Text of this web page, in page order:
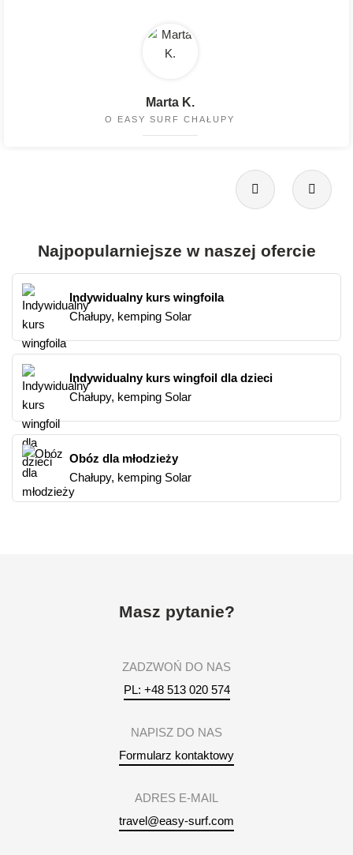
Marta K.
O EASY SURF CHAŁUPY
Najpopularniejsze w naszej ofercie
Indywidualny kurs wingfoila
Chałupy, kemping Solar
Indywidualny kurs wingfoil dla dzieci
Chałupy, kemping Solar
Obóz dla młodzieży
Chałupy, kemping Solar
Masz pytanie?
ZADZWOŃ DO NAS
PL: +48 513 020 574
NAPISZ DO NAS
Formularz kontaktowy
ADRES E-MAIL
travel@easy-surf.com